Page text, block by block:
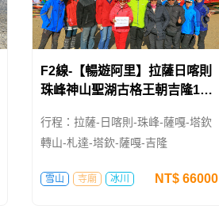
F2線-【暢遊阿里】拉薩日喀則
珠峰神山聖湖古格王朝吉隆13
行程：拉薩-日喀則-珠峰-薩嘎-塔欽
轉山-札達-塔欽-薩嘎-吉隆
雪山 寺廟 冰川 NT$ 66000